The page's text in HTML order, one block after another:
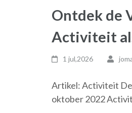
Ontdek de
Activiteit
1 jul,2026
Artikel: Activiteit
oktober 2022